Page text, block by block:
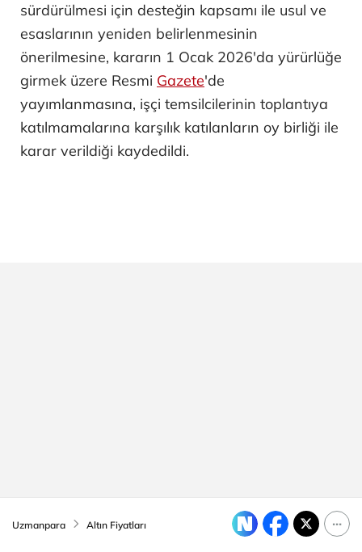
sürdürülmesi için desteğin kapsamı ile usul ve
esaslarının yeniden belirlenmesinin
önerilmesine, kararın 1 Ocak 2026'da yürürlüğe
girmek üzere Resmi Gazete'de
yayımlanmasına, işçi temsilcilerinin toplantıya
katılmamalarına karşılık katılanların oy birliği ile
karar verildiği kaydedildi.
Uzmanpara Altın Fiyatları